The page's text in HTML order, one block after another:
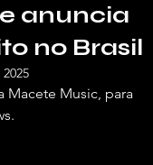
anuncia
no Brasil
Macete Music, para